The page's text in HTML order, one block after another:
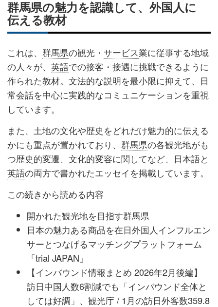
群馬県の魅力を認識して、外国人に
伝える教材
これは、 群馬県の観光・ サービス業に従事する地域
の人々が、 英語での接客・接遇に挑戦できるように
作られた教材。文法的な説明を最小限に抑えて、日
常会話を中心に実践的なコミュニケーションを重視
しています。
また、土地の文化や歴史をどれだけ魅力的に伝える
かにも重点が置かれており、 群馬県の各観光地がも
つ歴史的変遷、文化的変容に関してなど、日本語と
英語の両方で書かれたエッセイを掲載しています。
この続きから読める内容
開かれた観光地を目指す群馬県
日本の魅力ある商品を在日外国人インフルエン
サーとつなげるマッチングプラットフォーム
「trial JAPAN」
【インバウンド情報まとめ 2026年2月後編】
訪日中国人数6割減でも「インバウンド全体と
しては好調」、観光庁 / 1月の訪日外客数359.8